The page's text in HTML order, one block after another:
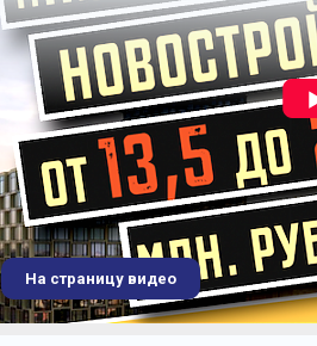
На страницу видео